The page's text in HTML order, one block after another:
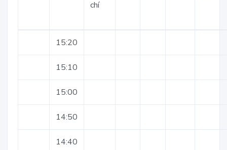
chí
15:20
15:10
15:00
14:50
14:40